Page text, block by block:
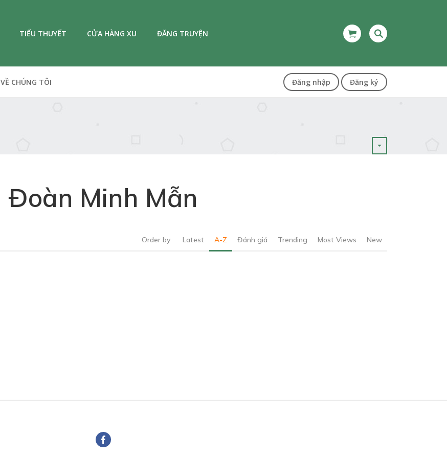
TIỂU THUYẾT CỬA HÀNG XU ĐĂNG TRUYỆN
VỀ CHÚNG TÔI Đăng nhập Đăng ký
Đoàn Minh Mẫn
Order by Latest A-Z Đánh giá Trending Most Views New